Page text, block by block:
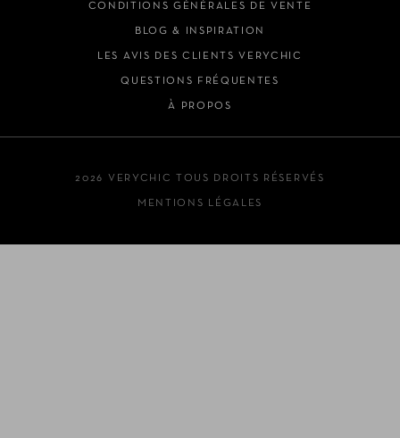
CONDITIONS GÉNÉRALES DE VENTE
BLOG & INSPIRATION
LES AVIS DES CLIENTS VERYCHIC
QUESTIONS FRÉQUENTES
À PROPOS
2026 VERYCHIC TOUS DROITS RÉSERVÉS
MENTIONS LÉGALES